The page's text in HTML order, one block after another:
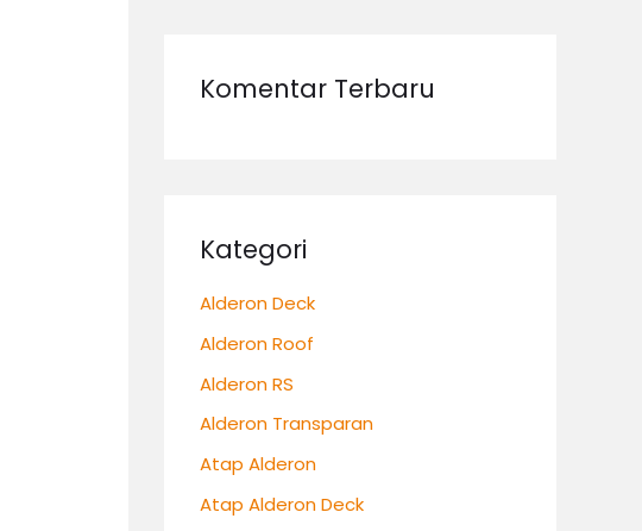
Komentar Terbaru
Kategori
Alderon Deck
Alderon Roof
Alderon RS
Alderon Transparan
Atap Alderon
Atap Alderon Deck